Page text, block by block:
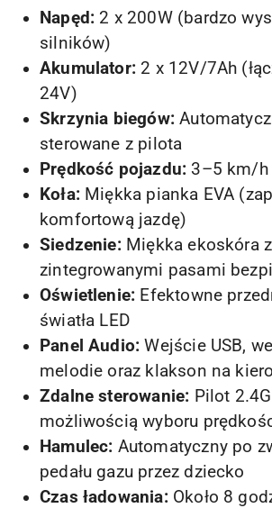
Napęd: 2 x 200W (bardzo
silników)
Akumulator: 2 x 12V/7Ah
24V)
Skrzynia biegów:
sterowane z pilota
Prędkość pojazdu: 3–5 km/h
Koła:Miękka pianka EVA
komfortową jazdę)
Siedzenie:Miękka ekoskóra z
zintegrowanymi pasami
Oświetlenie: Efektowne
światła LED
Panel Audio: Wejście USB,
melodie oraz klakson na
Zdalne sterowanie: Pilot
możliwością wyboru
Hamulec: Automatyczny po
pedału gazu przez dziecko
Czas ładowania:Około 8